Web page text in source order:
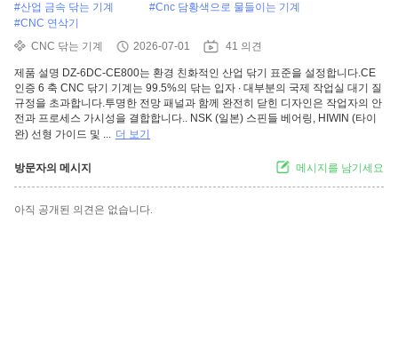
#산업 금속 닦는 기계 #Cnc 담황색으로 물들이는 기계
#CNC 연삭기
CNC 닦는 기계
2026-07-01 41 의견
제품 설명 DZ-6DC-CE800는 환경 친화적인 산업 닦기 표준을 설정합니다.CE
인증 6 축 CNC 닦기 기계는 99.5%의 닦는 입자 ∙ 대부분의 국제 작업실 대기 질
규정을 초과합니다.투명한 전망 패널과 함께 완전히 닫힌 디자인은 작업자의 안
전과 프로세스 가시성을 결합합니다.. NSK (일본) 스핀들 베어링, HIWIN (타이
완) 선형 가이드 및 ... 더 보기
방문자의 메시지 메시지를 남기세요
아직 공개된 의견은 없습니다.